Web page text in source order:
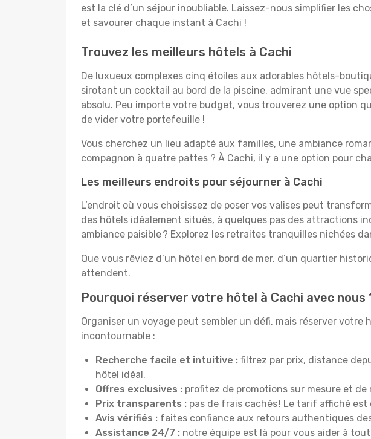
est la clé d’un séjour inoubliable. Laissez-nous simplifier les
et savourer chaque instant à Cachi !
Trouvez les meilleurs hôtels à Cachi
De luxueux complexes cinq étoiles aux adorables hôtels-
sirotant un cocktail au bord de la piscine, admirant une vue
absolu. Peu importe votre budget, vous trouverez une option
de vider votre portefeuille !
Vous cherchez un lieu adapté aux familles, une ambiance
compagnon à quatre pattes ? À Cachi, il y a une option pour
Les meilleurs endroits pour séjourner à Cachi
L’endroit où vous choisissez de poser vos valises peut
des hôtels idéalement situés, à quelques pas des attractions
ambiance paisible ? Explorez les retraites tranquilles nichées
Que vous rêviez d’un hôtel en bord de mer, d’un quartier
attendent.
Pourquoi réserver votre hôtel à Cachi avec nous
Organiser un voyage peut sembler un défi, mais réserver votre
incontournable :
Recherche facile et intuitive : filtrez par prix, distance
hôtel idéal.
Offres exclusives : profitez de promotions sur mesure et
Prix transparents : pas de frais cachés ! Le tarif affiché est
Avis vérifiés : faites confiance aux retours authentiques
Assistance 24/7 : notre équipe est là pour vous aider à